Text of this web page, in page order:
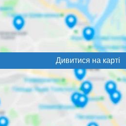
Дивитися на карті